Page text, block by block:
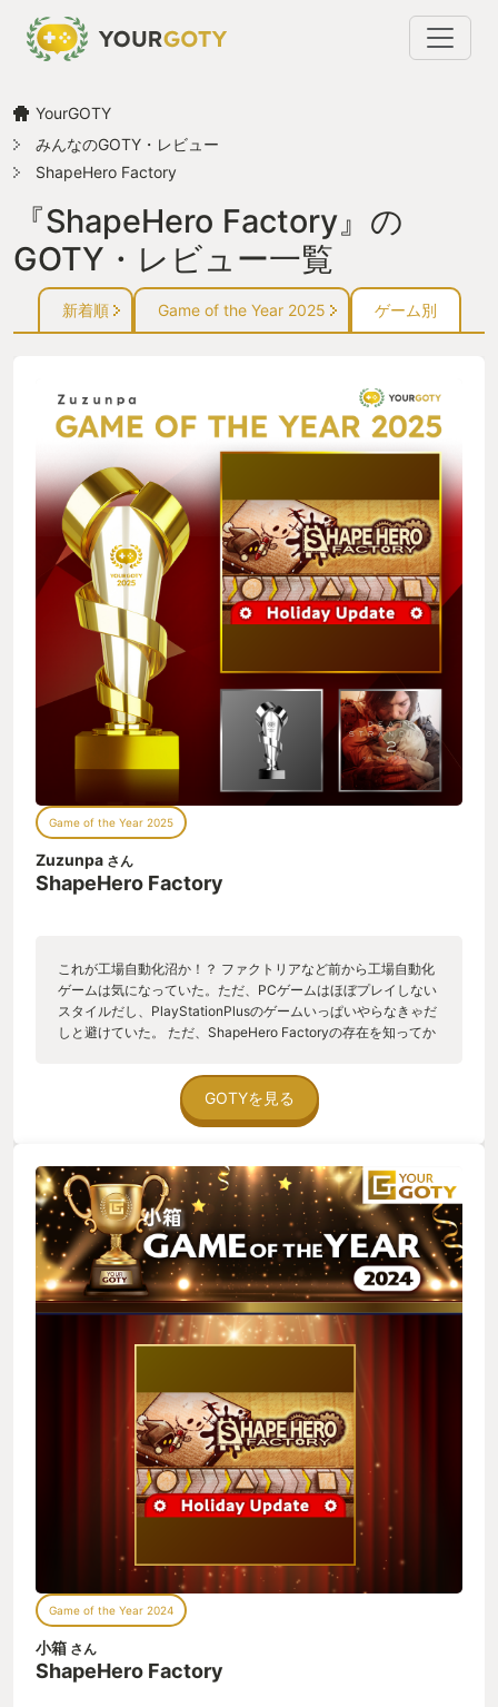
YourGOTY
みんなのGOTY・レビュー
ShapeHero Factory
『ShapeHero Factory』の
GOTY・レビュー一覧
新着順 Game of the Year 2025 ゲーム別
Game of the Year 2025
Zuzunpa さん
ShapeHero Factory
これが工場自動化沼か！？ ファクトリアなど前から工場自動化
ゲームは気になっていた。ただ、PCゲームはほぼプレイしない
スタイルだし、PlayStationPlusのゲームいっぱいやらなきゃだ
しと避けていた。 ただ、ShapeHero Factoryの存在を知ってか
ちゃった。あぁ、セールで更にお手頃になっている。あっ、買
っちゃった。しょうがない少しだけだからネ。 早速、プレイを
始めると、覚えることが結構あるし時間制限があって、かわい
ムの経験者向けか？というのが初めてプレイした時の印象。 し
かし、ゲームの進行時間を停止する設定を有効にしたら、この
ゲームの仕組みの理解が捗る！そして、配置を満足できるまで
予算内で幾らでも直せる！これにより沼る！本来は、タイムリ
ミットがあるのに満足するまで配置換えに勤しんでしまう。 更
にステージグリア型のローグライト要素が「このステージをク
リアしたら今日はやめよう。」という気持ちを揺るがせる。ス
テージクリア後の報酬で「これ来たら、試したくなっちゃうじ
ゃぁん。少しだけだから、ちょっと試すだけだから」
よ。もう寝ないと・・・」 ・・・・・ 「ぉおおぉぉおぉ
い！！！また、クリアまでやってしまった。」 今夜も工場自動
化沼に堕ちていくのだった。
GOTYを見る
Game of the Year 2024
小箱 さん
ShapeHero Factory